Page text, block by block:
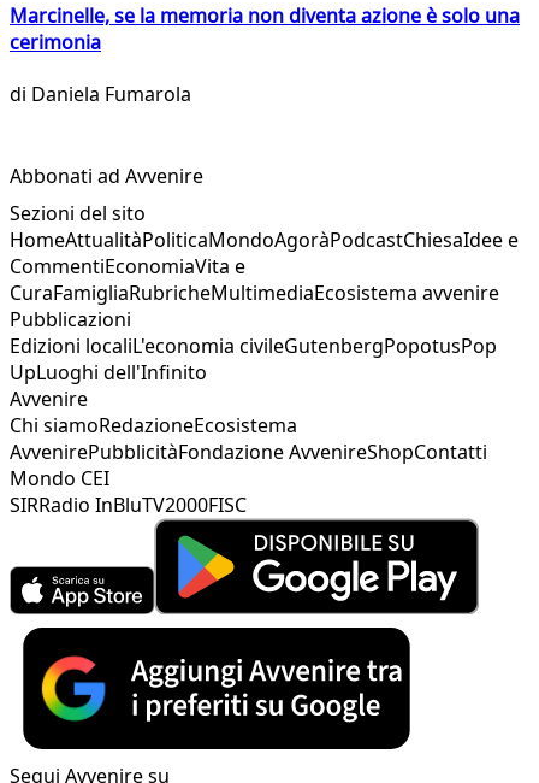
Marcinelle, se la memoria non diventa azione è solo una
cerimonia
di Daniela Fumarola
Abbonati ad Avvenire
Sezioni del sito
HomeAttualitàPoliticaMondoAgoràPodcastChiesaIdee e
CommentiEconomiaVita e
CuraFamigliaRubricheMultimediaEcosistema avvenire
Pubblicazioni
Edizioni localiL'economia civileGutenbergPopotusPop
UpLuoghi dell'Infinito
Avvenire
Chi siamoRedazioneEcosistema
AvvenirePubblicitàFondazione AvvenireShopContatti
Mondo CEI
SIRRadio InBluTV2000FISC
Segui Avvenire su